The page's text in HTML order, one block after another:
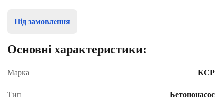
Під замовлення
Основні характеристики:
Марка KCP
Тип Бетононасос